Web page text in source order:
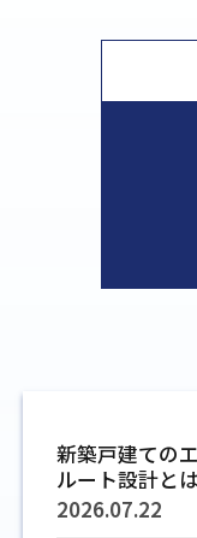
新築戸建ての
ルート設計と
2026.07.22